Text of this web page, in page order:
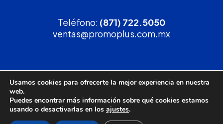
Teléfono: (871) 722.5050
ventas@promoplus.com.mx
¡Solicita tucotización!
(800) 90 PROMO
Usamos cookies para ofrecerte la mejor experiencia en nuestra
web.
Puedes encontrar más información sobre qué cookies estamos
usando o desactivarlas en los ajustes.